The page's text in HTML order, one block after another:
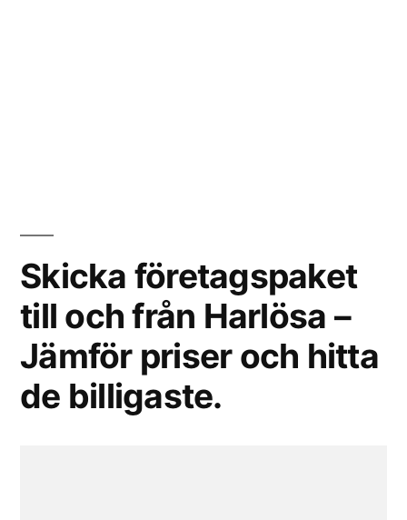
Skicka företagspaket
till och från Harlösa –
Jämför priser och hitta
de billigaste.